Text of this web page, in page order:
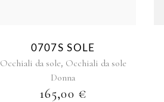
0707S SOLE
Occhiali da sole, Occhiali da sole
Donna
165,00 €